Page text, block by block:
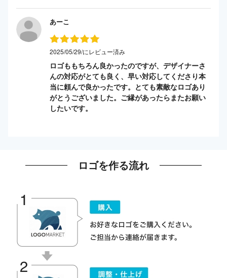
あーこ
2025/05/29/にレビュー済み
ロゴももちろん良かったのですが、デザイナーさ
んの対応がとても良く、早い対応してくださり本
当に頼んで良かったです。とても素敵なロゴあり
がとうございました。ご縁があったらまたお願い
したいです。
ロゴを作る流れ